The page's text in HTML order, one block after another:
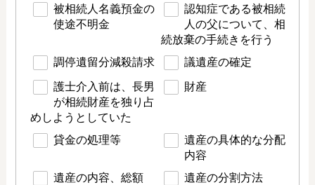
被相続人名義預金の
使途不明金
認知症である被相続
人の父について、相
続放棄の手続きを行う
調停遺留分減殺請求
議遺産の確定
護士介入前は、長男
が相続財産を独り占
めしようとしていた
財産
貸金の処理等
遺産の具体的な分配
内容
遺産の内容、総額
遺産の分割方法